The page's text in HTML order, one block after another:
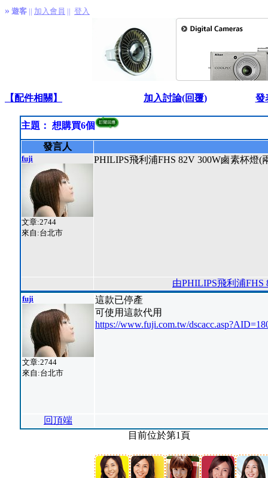
» 遊客 || 加入會員 || 登入
【配件相關】 加入討論(回覆) 發
主題： 想購買6個
發言人
fuji
文章:2744
來自:台北市
PHILIPS飛利浦FHS 82V 300W鹵素杯燈(
由PHILIPS飛利浦
fuji
文章:2744
來自:台北市
這款已停產
可使用這款代用
https://www.fuji.com.tw/
回頂端
目前位於第1頁